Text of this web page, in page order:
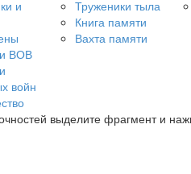
и
ВОВ
войн
Труженики тыла
Книга памяти
Вахта памяти
выделите фрагмент и